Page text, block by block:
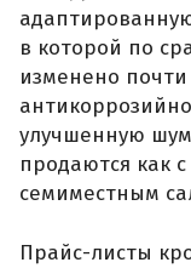
в которой по
изменено
улучшенную
продаются как
семиместным
Прайс-листы